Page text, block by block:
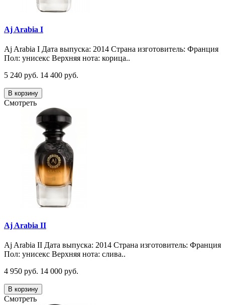
Aj Arabia I
Aj Arabia I Дата выпуска: 2014 Страна изготовитель: Франция
Пол: унисекс Верхняя нота: корица..
5 240 руб. 14 400 руб.
В корзину
Смотреть
Aj Arabia II
Aj Arabia II Дата выпуска: 2014 Страна изготовитель: Франция
Пол: унисекс Верхняя нота: слива..
4 950 руб. 14 000 руб.
В корзину
Смотреть